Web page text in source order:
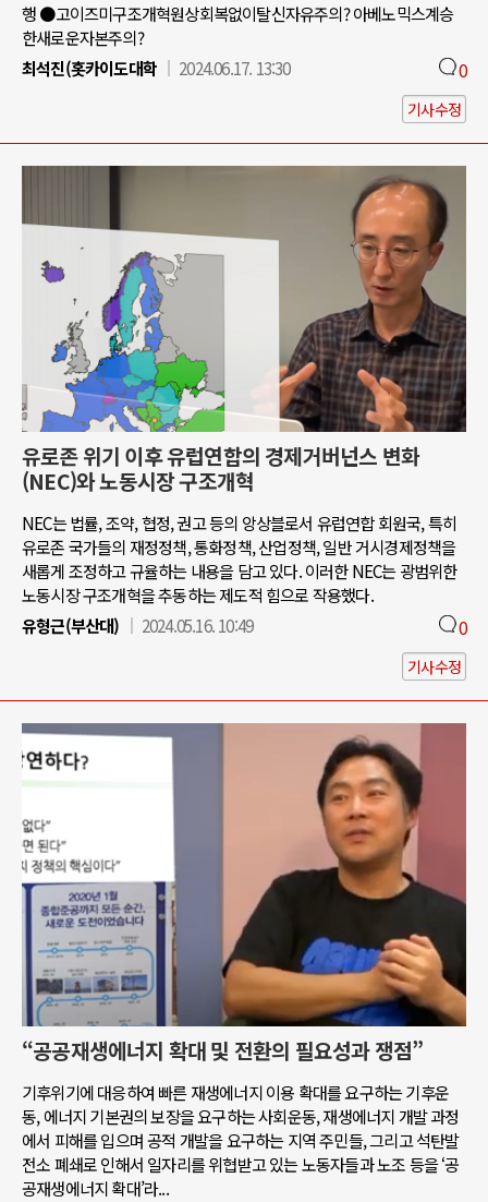
행 ●고이즈미구조개혁원상회복없이탈신자유주의? 아베노믹스계승
한새로운자본주의?
최석진(홋카이도대학
2024.06.17. 13:30 0
기사수정
유로존 위기 이후 유럽연합의 경제거버넌스 변화
(NEC)와 노동시장 구조개혁
NEC는 법률, 조약, 협정, 권고 등의 앙상블로서 유럽연합 회원국, 특히
유로존 국가들의 재정정책, 통화정책, 산업정책, 일반 거시경제정책을
새롭게 조정하고 규율하는 내용을 담고 있다. 이러한 NEC는 광범위한
노동시장 구조개혁을 추동하는 제도적 힘으로 작용했다.
유형근(부산대)
2024.05.16. 10:49 0
기사수정
“공공재생에너지 확대 및 전환의 필요성과 쟁점”
기후위기에 대응하여 빠른 재생에너지 이용 확대를 요구하는 기후운
동, 에너지 기본권의 보장을 요구하는 사회운동, 재생에너지 개발 과정
에서 피해를 입으며 공적 개발을 요구하는 지역 주민들, 그리고 석탄발
전소 폐쇄로 인해서 일자리를 위협받고 있는 노동자들과 노조 등을 ‘공
공재생에너지 확대’라...